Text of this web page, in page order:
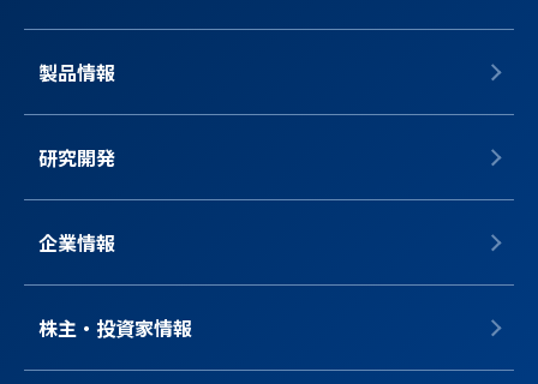
製品情報
研究開発
企業情報
株主・投資家情報